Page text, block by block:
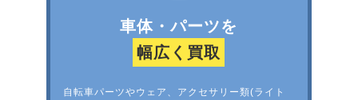
車体・パーツを
幅広く買取
自転車パーツやウェア、アクセサリー類(ライト